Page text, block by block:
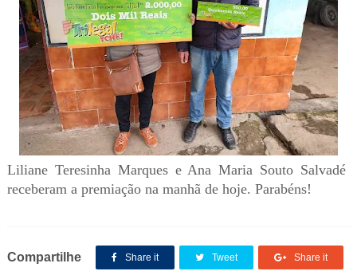
Liliane Teresinha Marques e Ana Maria Souto Salvadé
receberam a premiação na manhã de hoje. Parabéns!
Compartilhe Share it Tweet Share it